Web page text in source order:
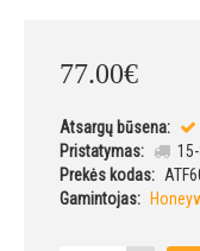
77.00€
Atsargų būsena:
Pristatymas:
Prekės kodas:
Gamintojas: